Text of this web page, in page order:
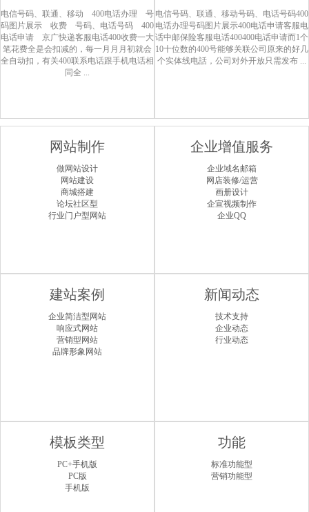
电信号码、联通、移动 400电话办理 号
码图片展示 收费 号码、电话号码 400
电话申请 京广快递客服电话400收费一大
笔花费全是会扣减的，每一月月月初就会
全自动扣，有关400联系电话跟手机电话相
同全 ...
电信号码、联通、移动号码、电话号码400
电话办理号码图片展示400电话申请客服电
话中邮保险客服电话400400电话申请而1个
10十位数的400号能够关联公司原来的好几
个实体线电話，公司对外开放只需发布 ...
网站制作
做网站设计
网站建设
商城搭建
论坛社区型
行业门户型网站
企业增值服务
企业域名邮箱
网店装修/运营
画册设计
企宣视频制作
企业QQ
建站案例
企业简洁型网站
响应式网站
营销型网站
品牌形象网站
新闻动态
技术支持
企业动态
行业动态
模板类型
PC+手机版
PC版
手机版
功能
标准功能型
营销功能型